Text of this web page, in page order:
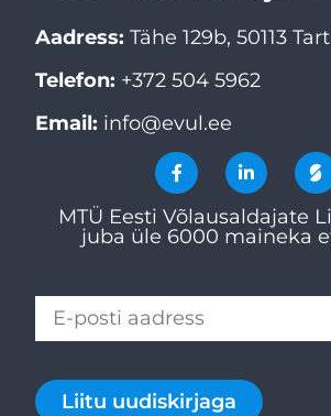
Aadress: Tähe 129b, 50113
Telefon: +372 504 5962
Email: info@evul.ee
MTÜ Eesti Võlausaldajate
juba üle 6000 maineka
Liitu uudiskirjaga